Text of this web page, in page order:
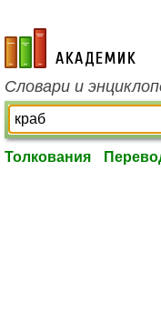
academic.ru
Словари и
Толкования